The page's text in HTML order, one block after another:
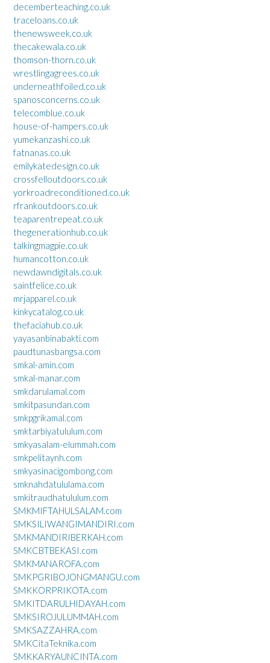
decemberteaching.co.uk
traceloans.co.uk
thenewsweek.co.uk
thecakewala.co.uk
thomson-thorn.co.uk
wrestlingagrees.co.uk
underneathfoiled.co.uk
spanosconcerns.co.uk
telecomblue.co.uk
house-of-hampers.co.uk
yumekanzashi.co.uk
fatnanas.co.uk
emilykatedesign.co.uk
crossfelloutdoors.co.uk
yorkroadreconditioned.co.uk
rfrankoutdoors.co.uk
teaparentrepeat.co.uk
thegenerationhub.co.uk
talkingmagpie.co.uk
humancotton.co.uk
newdawndigitals.co.uk
saintfelice.co.uk
mrjapparel.co.uk
kinkycatalog.co.uk
thefaciahub.co.uk
yayasanbinabakti.com
paudtunasbangsa.com
smkal-amin.com
smkal-manar.com
smkdarulamal.com
smkitpasundan.com
smkpgrikamal.com
smktarbiyatululum.com
smkyasalam-elummah.com
smkpelitaynh.com
smkyasinacigombong.com
smknahdatululama.com
smkitraudhatululum.com
SMKMIFTAHULSALAM.com
SMKSILIWANGIMANDIRI.com
SMKMANDIRIBERKAH.com
SMKCBTBEKASI.com
SMKMANAROFA.com
SMKPGRIBOJONGMANGU.com
SMKKORPRIKOTA.com
SMKITDARULHIDAYAH.com
SMKSIROJULUMMAH.com
SMKSAZZAHRA.com
SMKCitaTeknika.com
SMKKARYAUNCINTA.com